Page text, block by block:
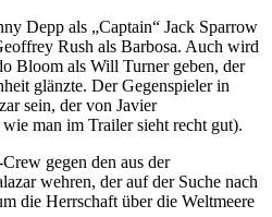
Depp als „Captain“ Jack Sparrow
Rush als Barbosa. Auch wird
Bloom als Will Turner geben, der
glänzte. Der Gegenspieler in
sein, der von Javier
man im Trailer sieht recht gut).
gegen den aus der
wehren, der auf der Suche nach
die Herrschaft über die Weltmeere